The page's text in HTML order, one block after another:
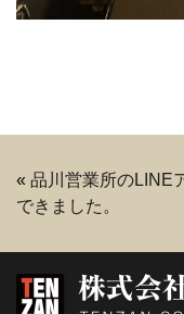
« 品川営業所のLINE
できました。